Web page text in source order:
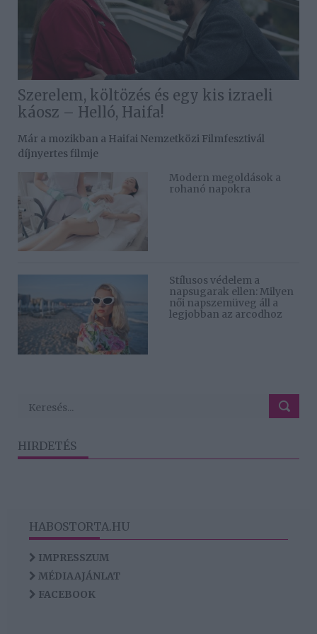
Szerelem, költözés és egy kis izraeli
káosz – Helló, Haifa!
Már a mozikban a Haifai Nemzetközi Filmfesztivál
díjnyertes filmje
Modern megoldások a
rohanó napokra
Stílusos védelem a
napsugarak ellen: Milyen
női napszemüveg áll a
legjobban az arcodhoz
HIRDETÉS
HABOSTORTA.HU
IMPRESSZUM
MÉDIAAJÁNLAT
FACEBOOK